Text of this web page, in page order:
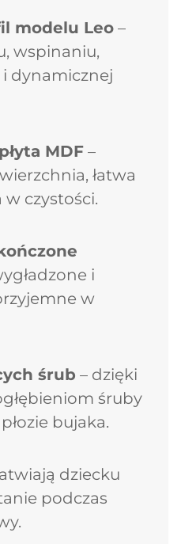
modelu Leo –
wspinaniu,
dynamicznej
MDF –
łatwa
czystości.
i
w
śrub – dzięki
śruby
bujaka.
dziecku
podczas